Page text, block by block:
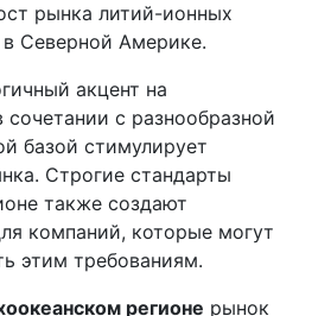
рынка литий-ионных
в Северной Америке.
акцент на
сочетании с разнообразной
базой стимулирует
Строгие стандарты
также создают
компаний, которые могут
этим требованиям.
регионе рынок